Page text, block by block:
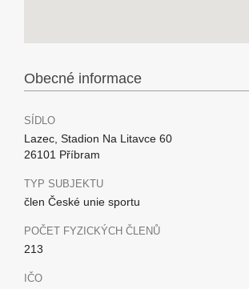
Obecné informace
SÍDLO
Lazec, Stadion Na Litavce 60
26101 Příbram
TYP SUBJEKTU
člen České unie sportu
POČET FYZICKÝCH ČLENŮ
213
IČO